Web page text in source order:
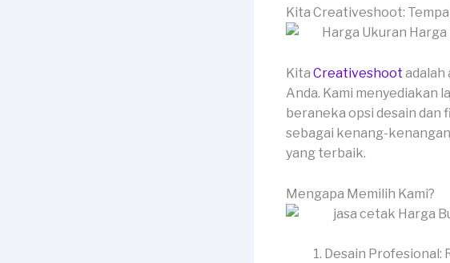
Kita Creativeshoot:
Kita Creativeshoot
Anda. Kami menyediakan
beraneka opsi desain dan
sebagai kenang-
yang terbaik.
Mengapa Memilih Kami?
Desain Profesional: